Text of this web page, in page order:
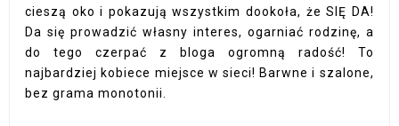
cieszą oko i pokazują wszystkim dookoła, że SIĘ DA!
Da się prowadzić własny interes, ogarniać rodzinę, a
do tego czerpać z bloga ogromną radość! To
najbardziej kobiece miejsce w sieci! Barwne i szalone,
bez grama monotonii.